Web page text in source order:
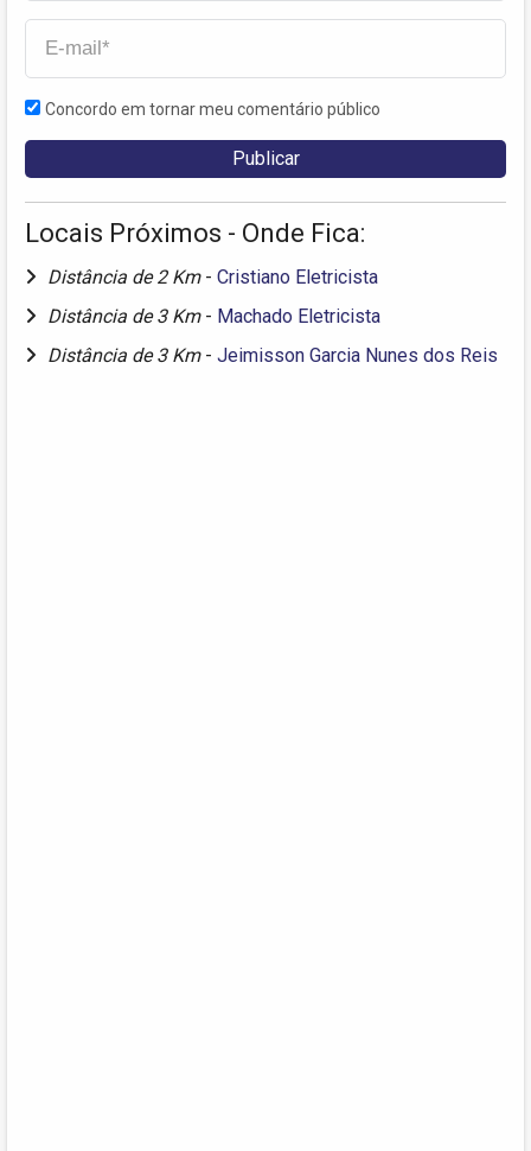
Concordo em tornar meu comentário público
Locais Próximos - Onde Fica:
Distância de 2 Km - Cristiano Eletricista
Distância de 3 Km - Machado Eletricista
Distância de 3 Km - Jeimisson Garcia Nunes dos Reis